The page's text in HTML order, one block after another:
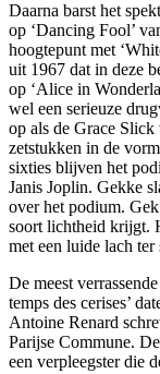
Daarna barst het
op ‘Dancing Fool’
hoogtepunt met
uit 1967 dat in deze
op ‘Alice in
wel een serieuze
op als de Grace
zetstukken in de
sixties blijven het
Janis Joplin. Gekke
over het podium.
soort lichtheid krijgt.
met een luide lach
De meest
temps des cerises’
Antoine Renard
Parijse Commune.
een verpleegster die